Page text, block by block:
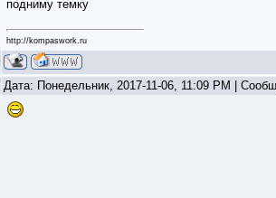
подниму темку
http://kompaswork.ru
Дата: Понедельник, 2017-11-06, 11:09 PM |